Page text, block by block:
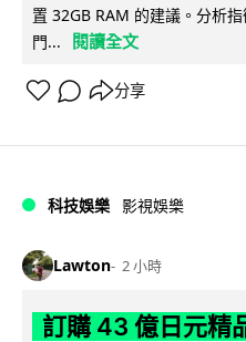
置 32GB RAM 的建議。分析
門...
閱讀全文
分享
科技娛樂 影視娛樂
Lawton 2 小時
訂購 43 億日元精